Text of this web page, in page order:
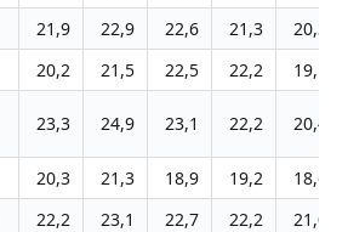
21,9 22,9 22,6 21,3
20,3
20,2 21,5 22,5 22,2
19,1
23,3 24,9 23,1 22,2 20,4
20,3 21,3 18,9 19,2
18,6
22,2 23,1 22,7 22,2
21,0